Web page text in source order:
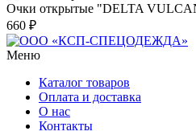
Очки открытые "DELTA
660 ₽
Меню
Каталог товаров
Оплата и доставка
О нас
Контакты